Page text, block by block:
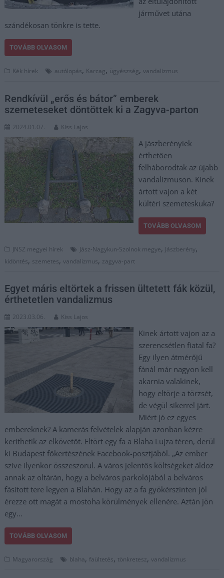
járművet utána
szándékosan tönkre is tette.
TOVÁBB OLVASOM
Kék hírek autólopás, Karcag, ügyészség,vandalizmus
Rendkívül „erős és bátor” emberek
szemeteseket döntöttek ki a Zagyva-parton
2024.01.07. Kiss Lajos
A jászberényiek
érthetően
felháborodtak az újabb
vandalizmuson. Kinek
ártott vajon a két
kültéri szemeteskuka?
TOVÁBB OLVASOM
JNSZ megyei hírek Jász-Nagykun-Szolnok megye, Jászberény,
kidöntés, szemetes,vandalizmus, zagyva-part
Egyet máris eltörtek a frissen ültetett fák közül,
érthetetlen vandalizmus
2023.03.06. Kiss Lajos
Kinek ártott vajon az a
szerencsétlen fiatal fa?
Egy ilyen átmérőjű
fánál már nagyon kell
akarnia valakinek,
hogy eltörje a törzsét,
de végül sikerrel járt.
Miért jó ez egyes
embereknek? A kamerás felvételek alapján azonban kézre
keríthetik az elkövetőt. Eltört egy fa a Blaha Lujza téren, derül
ki Budapest főkertészének Facebook-posztjából. „Az ember
szíve ilyenkor összeszorul. A város jelentős költségeket áldoz
annak az oltárán, hogy a belváros parkolójából a belváros
fásított tere legyen a Blahán. Hogy az a fa gyökérszinten jól
érezze ott magát a mostoha körülmények ellenére. Aztán jön
egy…
TOVÁBB OLVASOM
Magyarország blaha, faültetés, tönkretesz,vandalizmus